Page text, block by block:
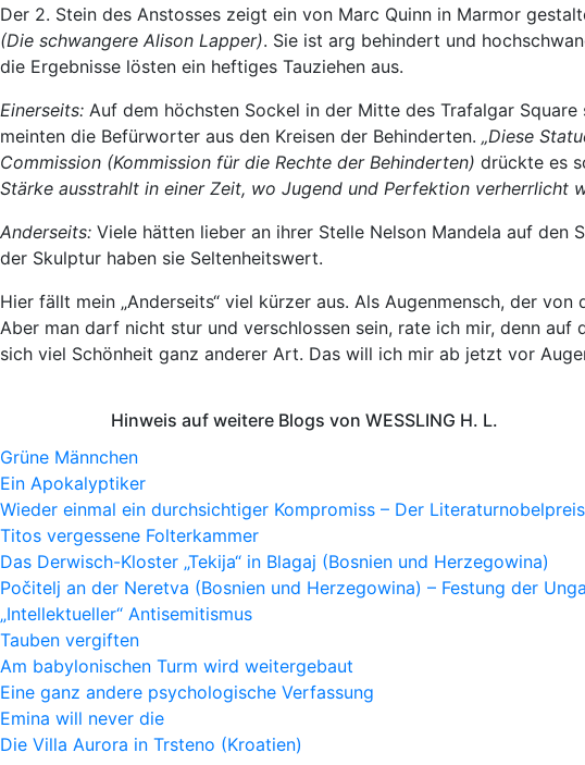
Der 2. Stein des Anstosses zeigt ein von Marc Quinn in Marmor
(Die schwangere Alison Lapper). Sie ist arg behindert und
die Ergebnisse lösten ein heftiges Tauziehen aus.
Einerseits: Auf dem höchsten Sockel in der Mitte des Trafalgar
meinten die Befürworter aus den Kreisen der Behinderten. „Diese
Commission (Kommission für die Rechte der Behinderten) drückte es
Stärke ausstrahlt in einer Zeit, wo Jugend und Perfektion verherrlicht
Anderseits: Viele hätten lieber an ihrer Stelle Nelson Mandela auf den
der Skulptur haben sie Seltenheitswert.
Hier fällt mein „Anderseits“ viel kürzer aus. Als Augenmensch, der
Aber man darf nicht stur und verschlossen sein, rate ich mir, denn
sich viel Schönheit ganz anderer Art. Das will ich mir ab jetzt vor
Hinweis auf weitere Blogs von WESSLING H. L.
Grüne Männchen
Ein Apokalyptiker
Wieder einmal ein durchsichtiger Kompromiss – Der
Titos vergessene Folterkammer
Das Derwisch-Kloster „Tekija“ in Blagaj (Bosnien und Herzegowina)
Počitelj an der Neretva (Bosnien und Herzegowina) – Festung der
„Intellektueller“ Antisemitismus
Tauben vergiften
Am babylonischen Turm wird weitergebaut
Eine ganz andere psychologische Verfassung
Emina will never die
Die Villa Aurora in Trsteno (Kroatien)